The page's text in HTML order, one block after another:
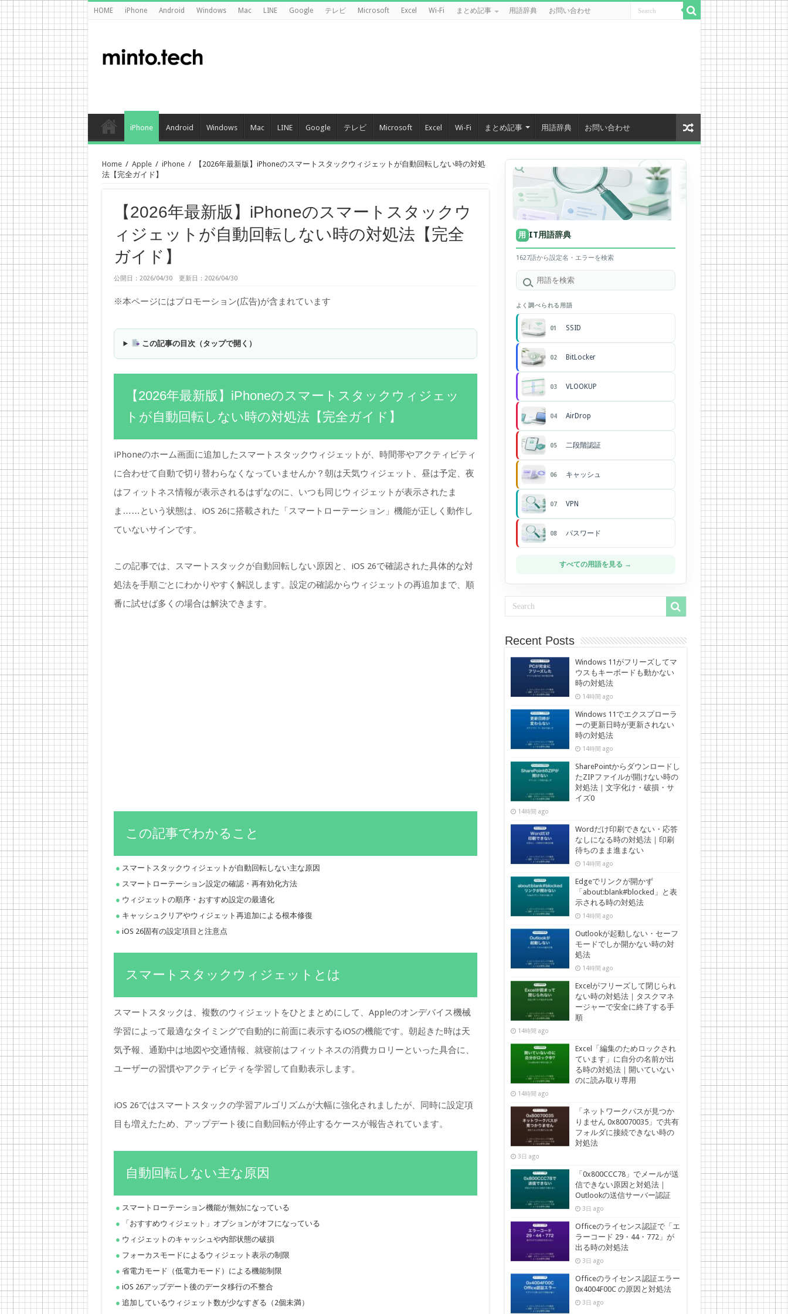
HOME iPhone Android Windows Mac LINE Google テレビ Microsoft Excel Wi-Fi まとめ記事 用語辞典 お問い合わせ
iPhone Android Windows Mac LINE Google テレビ Microsoft Excel Wi-Fi まとめ記事 用語辞典 お問い合わせ
Home / Apple / iPhone /
【2026年最新版】iPhoneのスマートスタックウィジェットが自動回転しない時の対処
法【完全ガイド】
【2026年最新版】iPhoneのスマートスタックウ
ィジェットが自動回転しない時の対処法【完全
ガイド】
公開日：2026/04/30 更新日：2026/04/30
※本ページにはプロモーション(広告)が含まれています
この記事の目次（タップで開く）
【2026年最新版】iPhoneのスマートスタックウィジェッ
トが自動回転しない時の対処法【完全ガイド】
iPhoneのホーム画面に追加したスマートスタックウィジェットが、時間帯やアクティビティ
に合わせて自動で切り替わらなくなっていませんか？朝は天気ウィジェット、昼は予定、夜
はフィットネス情報が表示されるはずなのに、いつも同じウィジェットが表示されたま
ま……という状態は、iOS 26に搭載された「スマートローテーション」機能が正しく動作し
ていないサインです。
この記事では、スマートスタックが自動回転しない原因と、iOS 26で確認された具体的な対
処法を手順ごとにわかりやすく解説します。設定の確認からウィジェットの再追加まで、順
番に試せば多くの場合は解決できます。
この記事でわかること
スマートスタックウィジェットが自動回転しない主な原因
スマートローテーション設定の確認・再有効化方法
ウィジェットの順序・おすすめ設定の最適化
キャッシュクリアやウィジェット再追加による根本修復
iOS 26固有の設定項目と注意点
スマートスタックウィジェットとは
スマートスタックは、複数のウィジェットをひとまとめにして、Appleのオンデバイス機械
学習によって最適なタイミングで自動的に前面に表示するiOSの機能です。朝起きた時は天
気予報、通勤中は地図や交通情報、就寝前はフィットネスの消費カロリーといった具合に、
ユーザーの習慣やアクティビティを学習して自動表示します。
iOS 26ではスマートスタックの学習アルゴリズムが大幅に強化されましたが、同時に設定項
目も増えたため、アップデート後に自動回転が停止するケースが報告されています。
自動回転しない主な原因
スマートローテーション機能が無効になっている
「おすすめウィジェット」オプションがオフになっている
ウィジェットのキャッシュや内部状態の破損
フォーカスモードによるウィジェット表示の制限
省電力モード（低電力モード）による機能制限
iOS 26アップデート後のデータ移行の不整合
追加しているウィジェット数が少なすぎる（2個未満）
用 IT用語辞典
1627語から設定名・エラーを検索
よく調べられる用語
01 SSID
02 BitLocker
03 VLOOKUP
04 AirDrop
05 二段階認証
06 キャッシュ
07 VPN
08 パスワード
すべての用語を見る →
Recent Posts
Windows 11がフリーズしてマ
ウスもキーボードも動かない
時の対処法
14時間 ago
Windows 11でエクスプローラ
ーの更新日時が更新されない
時の対処法
14時間 ago
SharePointからダウンロードし
たZIPファイルが開けない時の
対処法｜文字化け・破損・サ
イズ0
14時間 ago
Wordだけ印刷できない・応答
なしになる時の対処法｜印刷
待ちのまま進まない
14時間 ago
Edgeでリンクが開かず
「about:blank#blocked」と表
示される時の対処法
14時間 ago
Outlookが起動しない・セーフ
モードでしか開かない時の対
処法
14時間 ago
Excelがフリーズして閉じられ
ない時の対処法｜タスクマネ
ージャーで安全に終了する手
順
14時間 ago
Excel「編集のためロックされ
ています」に自分の名前が出
る時の対処法｜開いていない
のに読み取り専用
14時間 ago
「ネットワークパスが見つか
りません 0x80070035」で共有
フォルダに接続できない時の
対処法
3日 ago
「0x800CCC78」でメールが送
信できない原因と対処法｜
Outlookの送信サーバー認証
3日 ago
Officeのライセンス認証で「エ
ラーコード 29・44・772」が
出る時の対処法
3日 ago
Officeのライセンス認証エラー
0x4004F00C の原因と対処法
3日 ago